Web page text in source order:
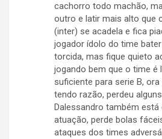
cachorro todo machão,
outro e latir mais alto que
(inter) se acadela e fica
jogador ídolo do time
torcida, mas fique quieto
jogando bem que o time é
suficiente para serie B,
tendo razão, perdeu
Dalessandro também está
atuação, perde bolas
ataques dos times